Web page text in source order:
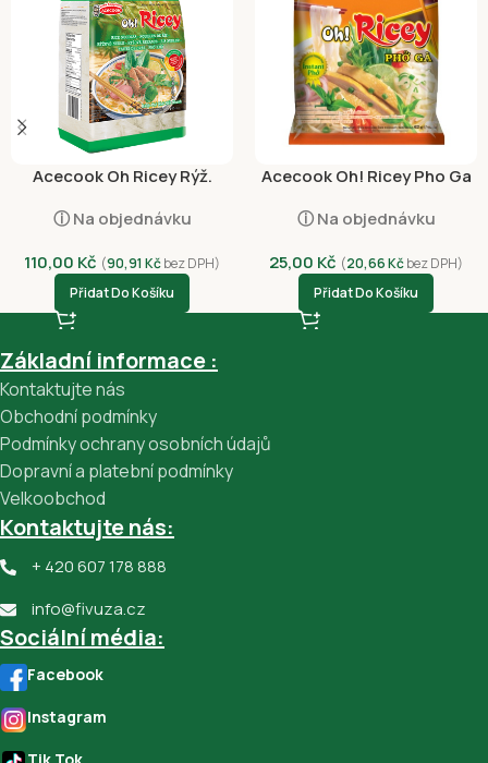
Acecook Oh Ricey Rýž.
ⓘ Na objednávku
110,00 Kč (90,91 Kčbez DPH)
Přidat Do Košíku
Acecook Oh! Ricey Pho Ga
ⓘ Na objednávku
25,00 Kč (20,66Kčbez DPH)
Přidat Do Košíku
Základní informace :
Kontaktujte nás
Obchodní podmínky
Podmínky ochrany osobních údajů
Dopravní a platební podmínky
Velkoobchod
Kontaktujte nás:
+ 420 607 178 888
info@fivuza.cz
Sociální média:
Facebook
Instagram